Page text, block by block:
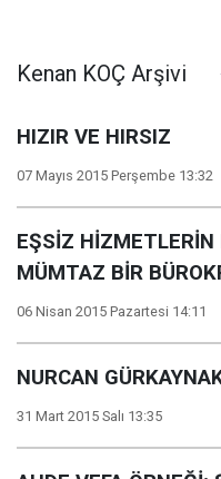
Kenan KOÇ Arşivi
HIZIR VE HIRSIZ
07 Mayıs 2015 Perşembe 13:32
EŞSİZ
MÜMTAZ BİR
06 Nisan 2015 Pazartesi 14:11
NURCAN
31 Mart 2015 Salı 13:35